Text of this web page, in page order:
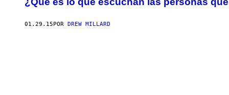
01.29.15 POR DREW MILLARD